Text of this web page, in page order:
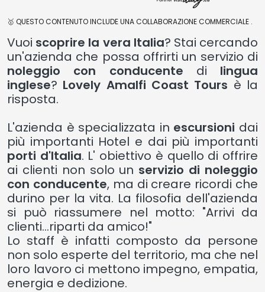
🥇 QUESTO CONTENUTO INCLUDE UNA COLLABORAZIONE COMMERCIALE .
Vuoi scoprire la vera Italia? Stai cercando
un'azienda che possa offrirti un servizio di
noleggio con conducente di lingua
inglese? Lovely Amalfi Coast Tours è la
risposta.
L'azienda è specializzata in escursioni dai
più importanti Hotel e dai più importanti
porti d'Italia. L' obiettivo è quello di offrire
ai clienti non solo un servizio di noleggio
con conducente, ma di creare ricordi che
durino per la vita. La filosofia dell'azienda
si può riassumere nel motto: "Arrivi da
clienti...riparti da amico!"
Lo staff è infatti composto da persone
non solo esperte del territorio, ma che nel
loro lavoro ci mettono impegno, empatia,
energia e dedizione.